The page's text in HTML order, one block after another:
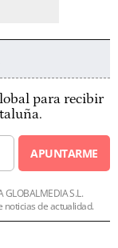
para recibir
APUNTARME
S.L.
de actualidad.